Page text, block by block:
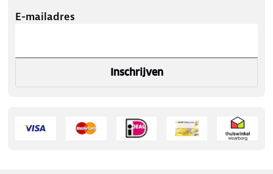
E-mailadres
Inschrijven